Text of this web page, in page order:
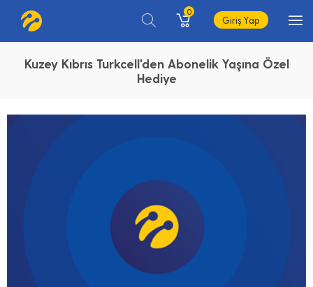
0
Giriş Yap
Kuzey Kıbrıs Turkcell'den Abonelik Yaşına Özel
Hediye